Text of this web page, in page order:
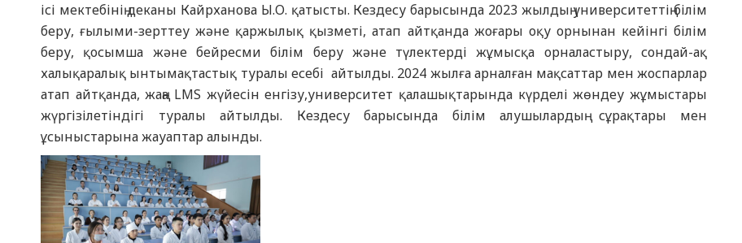
ісі мектебінің деканы Кайрханова Ы.О. қатысты. Кездесу барысында 2023 жылдың университеттің білім
беру, ғылыми-зерттеу және қаржылық қызметі, атап айтқанда жоғары оқу орнынан кейінгі білім
беру, қосымша және бейресми білім беру және түлектерді жұмысқа орналастыру, сондай-ақ
халықаралық ынтымақтастық туралы есебі айтылды. 2024 жылға арналған мақсаттар мен жоспарлар
атап айтқанда, жаңа LMS жүйесін енгізу,университет қалашықтарында күрделі жөндеу жұмыстары
жүргізілетіндігі туралы айтылды. Кездесу барысында білім алушылардың сұрақтары мен
ұсыныстарына жауаптар алынды.